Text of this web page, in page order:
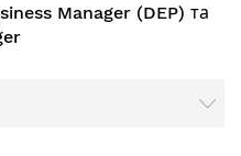
Manager (DEP) та